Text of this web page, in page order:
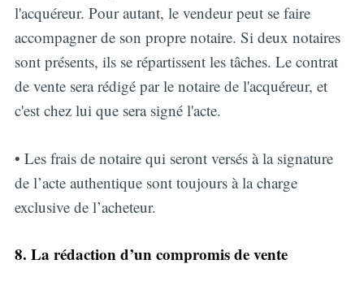
l'acquéreur. Pour autant, le vendeur peut se faire
accompagner de son propre notaire. Si deux notaires
sont présents, ils se répartissent les tâches. Le contrat
de vente sera rédigé par le notaire de l'acquéreur, et
c'est chez lui que sera signé l'acte.
• Les frais de notaire qui seront versés à la signature
de l’acte authentique sont toujours à la charge
exclusive de l’acheteur.
8. La rédaction d’un compromis de vente